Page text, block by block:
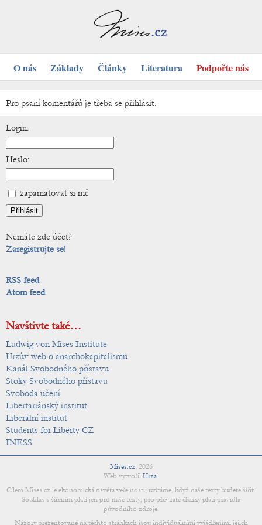
O nás Základy Články Literatura Podpořte nás
Pro psaní komentářů je třeba se přihlásit.
Login:
Heslo:
zapamatovat si mě
Nemáte zde účet?
Zaregistrujte se!
RSS feed
Atom feed
Navštivte také…
Ludwig von Mises Institute
Urzův web o anarchokapitalismu
Kanál Svobodného přístavu
Stoky Svobodného přístavu
Svoboda učení
Libertariánský institut
Liberální institut
Students for Liberty CZ
INESS
Mises.cz, 2026
Web vytvořil Urza.
Cílem Mises.cz je ekonomická osvěta veřejnosti; uvítáme, když naše texty budete šířit.
Souhlas s šířením platí jen pro naše texty; pro převzaté články platí pravidla
původního zdroje.
Názory prezentované na těchto stránkách jsou individuálními vyjádřeními jejich